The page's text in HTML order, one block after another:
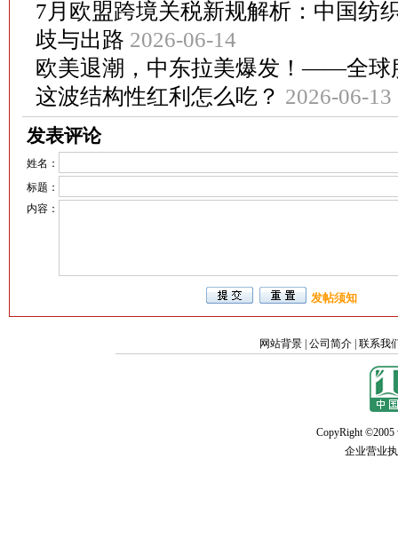
7月欧盟跨境关税新规解析：中国纺
歧与出路 2026-06-14
欧美退潮，中东拉美爆发！——全球
这波结构性红利怎么吃？ 2026-06-13
发表评论
姓名：
标题：
内容：
发帖须知
网站背景 公司简介 联系我
CopyRight ©2005
企业营业